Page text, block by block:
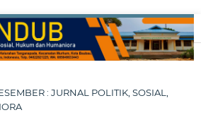
: JURNAL POLITIK, SOSIAL,